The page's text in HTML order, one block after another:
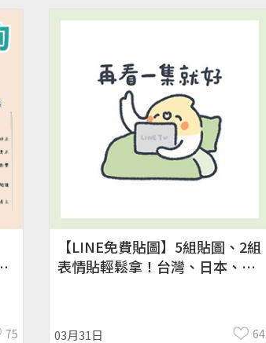
75
【LINE免費貼圖】5組貼圖、2組
表情貼輕鬆拿！台灣、日本、泰
03月31日 64